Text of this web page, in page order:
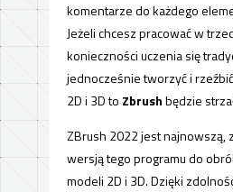
komentarze do każdego
Jeżeli chcesz pracować w
konieczności uczenia się
jednocześnie tworzyć i
2D i 3D to Zbrushbędzie
ZBrush 2022 jest najnowszą,
wersją tego programu do
modeli 2D i 3D. Dzięki